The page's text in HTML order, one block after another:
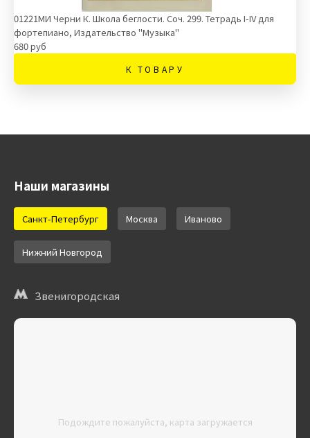
01221МИ Черни К. Школа беглости. Соч. 299. Тетрадь I-IV для
фортепиано, Издательство "Музыка"
680 руб
К ТОВАРУ
Наши магазины
Санкт-Петербург Москва Иваново
Нижний Новгород
Звенигородская
Подождите пожалуйста, карта загружается